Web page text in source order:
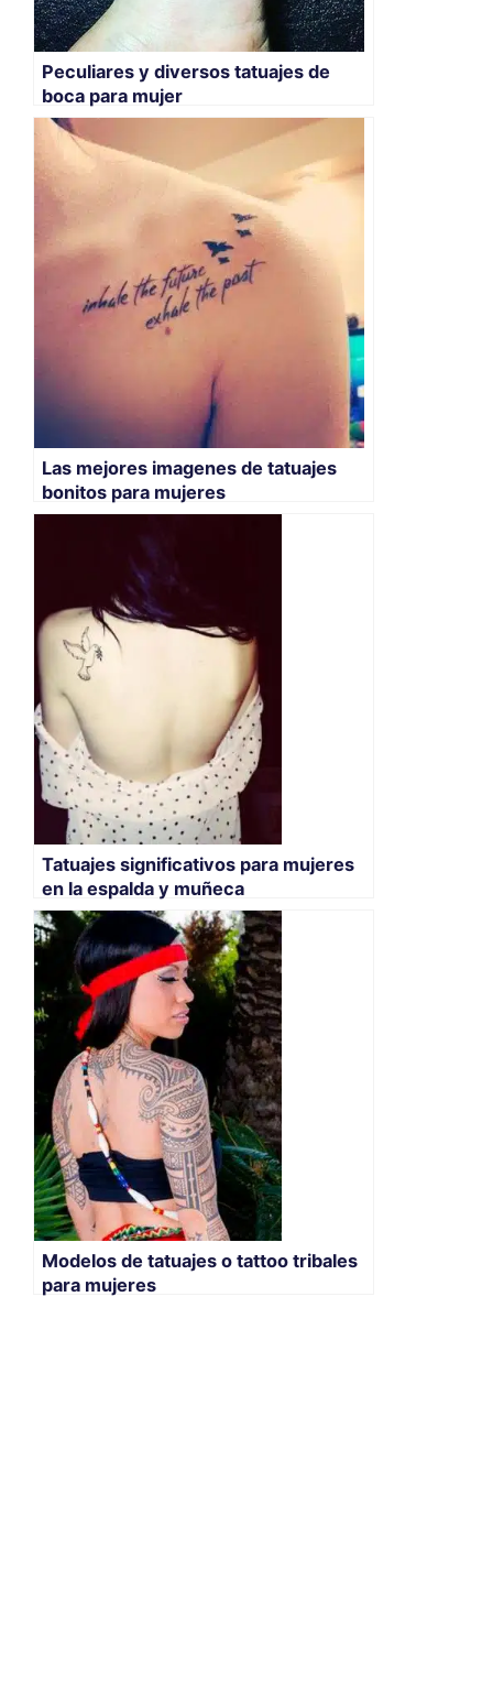
Peculiares y diversos tatuajes de
boca para mujer
Las mejores imagenes de tatuajes
bonitos para mujeres
Tatuajes significativos para mujeres
en la espalda y muñeca
Modelos de tatuajes o tattoo tribales
para mujeres